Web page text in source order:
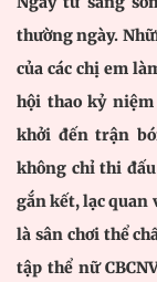
thường ngày.
của các chị em
hội thao kỷ niệm
khởi đến trận
không chỉ thi
gắn kết, lạc quan
là sân chơi thể
tập thể nữ